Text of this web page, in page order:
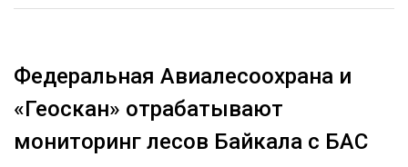
РЕКЛАМОДАТЕЛЯМ
Федеральная Авиалесоохрана и
«Геоскан» отрабатывают
мониторинг лесов Байкала с БАС